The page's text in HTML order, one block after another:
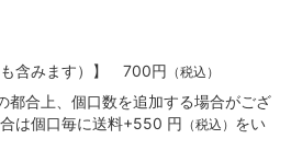
も含みます）】 700円 （税込）
都合上、個口数を追加する場合がござ
は個口毎に送料+550 円 （税込） をい